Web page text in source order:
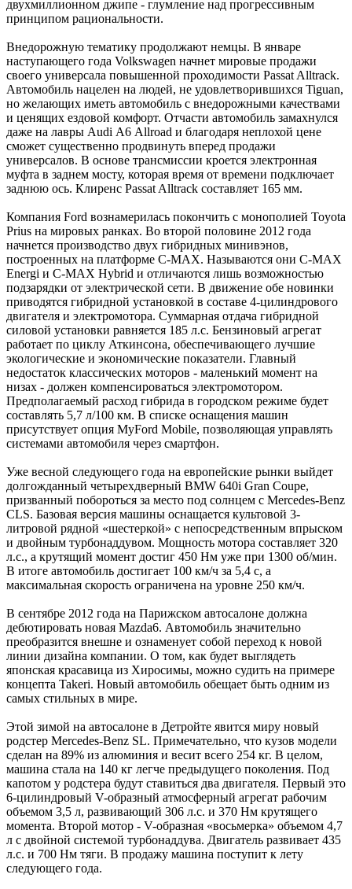
двухмиллионном джипе - глумление над прогрессивным
принципом рациональности.
Внедорожную тематику продолжают немцы. В январе
наступающего года Volkswagen начнет мировые продажи
своего универсала повышенной проходимости Passat Alltrack.
Автомобиль нацелен на людей, не удовлетворившихся Tiguan,
но желающих иметь автомобиль с внедорожными качествами
и ценящих ездовой комфорт. Отчасти автомобиль замахнулся
даже на лавры Audi А6 Allroad и благодаря неплохой цене
сможет существенно продвинуть вперед продажи
универсалов. В основе трансмиссии кроется электронная
муфта в заднем мосту, которая время от времени подключает
заднюю ось. Клиренс Passat Alltrack составляет 165 мм.
Компания Ford вознамерилась покончить с монополией Toyota
Prius на мировых ранках. Во второй половине 2012 года
начнется производство двух гибридных минивэнов,
построенных на платформе С-МAX. Называются они С-МAX
Energi и С-МAX Hybrid и отличаются лишь возможностью
подзарядки от электрической сети. В движение обе новинки
приводятся гибридной установкой в составе 4-цилиндрового
двигателя и электромотора. Суммарная отдача гибридной
силовой установки равняется 185 л.с. Бензиновый агрегат
работает по циклу Аткинсона, обеспечивающего лучшие
экологические и экономические показатели. Главный
недостаток классических моторов - маленький момент на
низах - должен компенсироваться электромотором.
Предполагаемый расход гибрида в городском режиме будет
составлять 5,7 л/100 км. В списке оснащения машин
присутствует опция MyFord Mobile, позволяющая управлять
системами автомобиля через смартфон.
Уже весной следующего года на европейские рынки выйдет
долгожданный четырехдверный BMW 640i Gran Coupe,
призванный побороться за место под солнцем с Mercedes-Benz
CLS. Базовая версия машины оснащается культовой 3-
литровой рядной «шестеркой» с непосредственным впрыском
и двойным турбонаддувом. Мощность мотора составляет 320
л.с., а крутящий момент достиг 450 Нм уже при 1300 об/мин.
В итоге автомобиль достигает 100 км/ч за 5,4 с, а
максимальная скорость ограничена на уровне 250 км/ч.
В сентябре 2012 года на Парижском автосалоне должна
дебютировать новая Mazda6. Автомобиль значительно
преобразится внешне и ознаменует собой переход к новой
линии дизайна компании. О том, как будет выглядеть
японская красавица из Хиросимы, можно судить на примере
концепта Takeri. Новый автомобиль обещает быть одним из
самых стильных в мире.
Этой зимой на автосалоне в Детройте явится миру новый
родстер Mercedes-Benz SL. Примечательно, что кузов модели
сделан на 89% из алюминия и весит всего 254 кг. В целом,
машина стала на 140 кг легче предыдущего поколения. Под
капотом у родстера будут ставиться два двигателя. Первый это
6-цилиндровый V-образный атмосферный агрегат рабочим
объемом 3,5 л, развивающий 306 л.с. и 370 Нм крутящего
момента. Второй мотор - V-образная «восьмерка» объемом 4,7
л с двойной системой турбонаддува. Двигатель развивает 435
л.с. и 700 Нм тяги. В продажу машина поступит к лету
следующего года.